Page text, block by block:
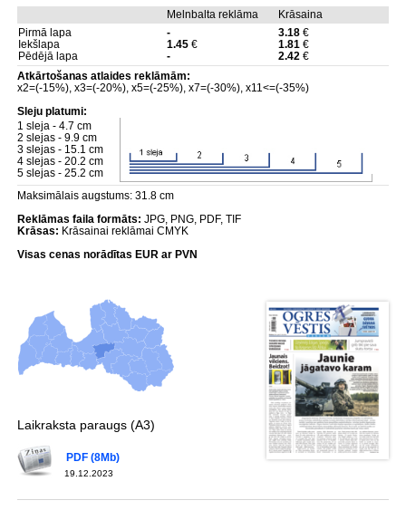
Melnbalta reklāma
Krāsaina
Pirmā lapa
- 3.18€
Iekšlapa
1.45€ 1.81€
Pēdējā lapa
- 2.42€
Atkārtošanas atlaides reklāmām:
x2=(-15%), x3=(-20%), x5=(-25%), x7=(-30%), x11<=(-35%)
Sleju platumi:
1 sleja - 4.7 cm
2 slejas - 9.9 cm
3 slejas - 15.1 cm
4 slejas - 20.2 cm
5 slejas - 25.2 cm
Maksimālais augstums: 31.8 cm
Reklāmas faila formāts: JPG, PNG, PDF, TIF
Krāsas: Krāsainai reklāmai CMYK
Visas cenas norādītas EUR ar PVN
Laikraksta paraugs (A3)
19.12.2023
PDF (8Mb)